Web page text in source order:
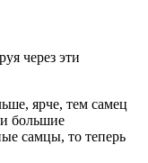
через эти
ярче, тем самец
большие
самцы, то теперь